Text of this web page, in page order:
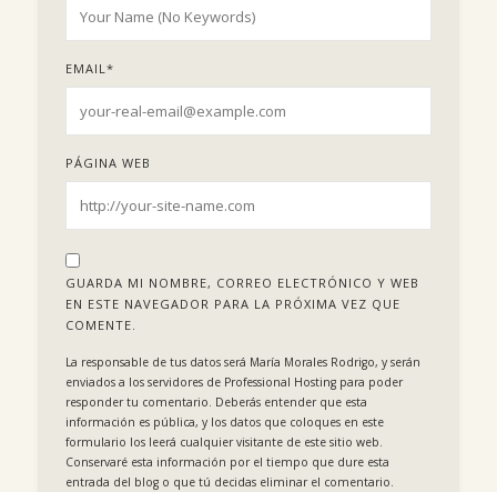
EMAIL *
PÁGINA WEB
GUARDA MI NOMBRE, CORREO ELECTRÓNICO Y WEB
EN ESTE NAVEGADOR PARA LA PRÓXIMA VEZ QUE
COMENTE.
La responsable de tus datos será María Morales Rodrigo, y serán
enviados a los servidores de Professional Hosting para poder
responder tu comentario. Deberás entender que esta
información es pública, y los datos que coloques en este
formulario los leerá cualquier visitante de este sitio web.
Conservaré esta información por el tiempo que dure esta
entrada del blog o que tú decidas eliminar el comentario.